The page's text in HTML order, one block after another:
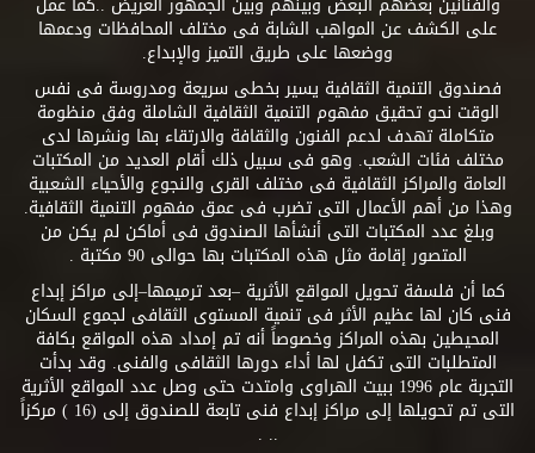
على الكشف عن المواهب الشابة فى مختلف المحافظات ودعمها
ووضعها على طريق التميز والإبداع.
فصندوق التنمية الثقافية يسير بخطى سريعة ومدروسة فى نفس
الوقت نحو تحقيق مفهوم التنمية الثقافية الشاملة وفق منظومة
متكاملة تهدف لدعم الفنون والثقافة والارتقاء بها ونشرها لدى
مختلف فئات الشعب. وهو فى سبيل ذلك أقام العديد من المكتبات
العامة والمراكز الثقافية فى مختلف القرى والنجوع والأحياء الشعبية
وهذا من أهم الأعمال التى تضرب فى عمق مفهوم التنمية الثقافية.
وبلغ عدد المكتبات التى أنشأها الصندوق فى أماكن لم يكن من
المتصور إقامة مثل هذه المكتبات بها حوالى 90 مكتبة .
كما أن فلسفة تحويل المواقع الأثرية –بعد ترميمها–إلى مراكز إبداع
فنى كان لها عظيم الأثر فى تنمية المستوى الثقافى لجموع السكان
المحيطين بهذه المراكز وخصوصاً أنه تم إمداد هذه المواقع بكافة
المتطلبات التى تكفل لها أداء دورها الثقافى والفنى. وقد بدأت
التجربة عام 1996 ببيت الهراوى وامتدت حتى وصل عدد المواقع الأثرية
التى تم تحويلها إلى مراكز إبداع فنى تابعة للصندوق إلى (16 ) مركزاً
.. .